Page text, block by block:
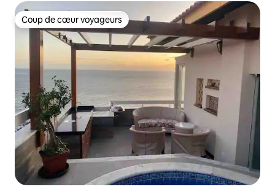
Coup de cœur voyageurs
Coup de cœur voyageurs